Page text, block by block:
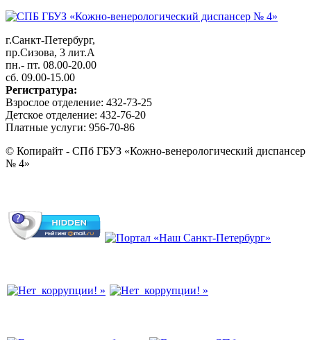
г.Санкт-Петербург,
пр.Сизова, 3 лит.А
пн.- пт. 08.00-20.00
сб. 09.00-15.00
Регистратура:
Взрослое отделение: 432-73-25
Детское отделение: 432-76-20
Платные услуги: 956-70-86
© Копирайт - СПб ГБУЗ «Кожно-венерологический диспансер
№ 4»